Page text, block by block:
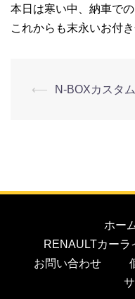
本日は寒い中、納車で
これからも末永いお付
⟵ N-BOXカスタム
ホー
RENAULTカーラ
お問い合わせ